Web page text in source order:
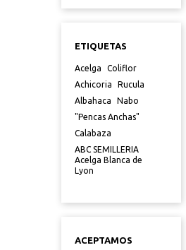
ETIQUETAS
Acelga
Coliflor
Achicoria
Rucula
Albahaca
Nabo
"Pencas Anchas"
Calabaza
ABC SEMILLERIA
Acelga Blanca de
Lyon
ACEPTAMOS